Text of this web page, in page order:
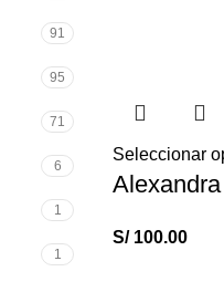
91
95
71
6
1
1
Seleccionar
S/100.00